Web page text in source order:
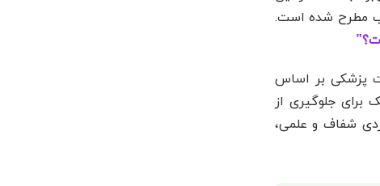
مطرح شده است.
پزشکی بر اساس
جلوگیری از
شفاف و علمی،